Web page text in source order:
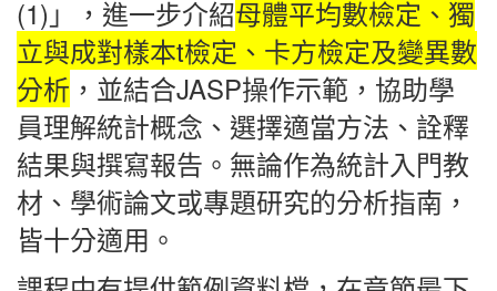
(1)」，進一步介紹母體平均數檢定、獨
立與成對樣本t檢定、卡方檢定及變異數
分析 ，並結合JASP操作示範，協助學
員理解統計概念、選擇適當方法、詮釋
結果與撰寫報告。無論作為統計入門教
材、學術論文或專題研究的分析指南，
皆十分適用。